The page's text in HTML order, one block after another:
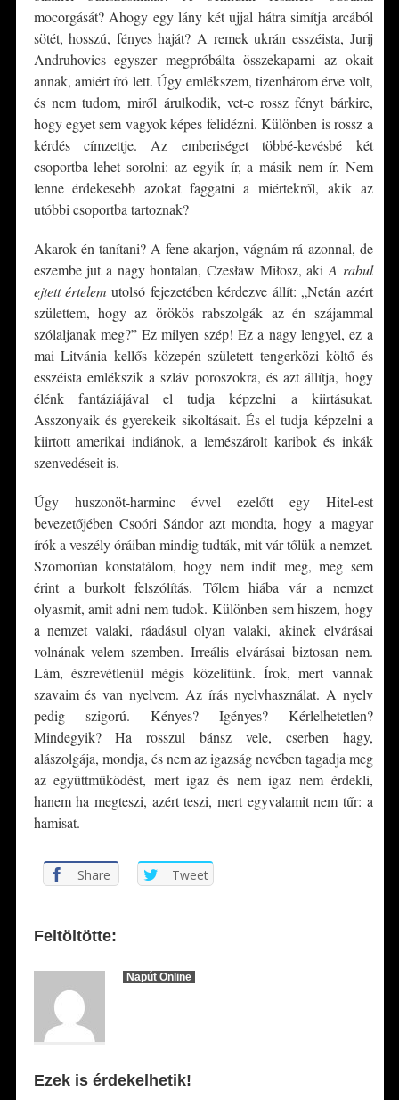
mocorgását? Ahogy egy lány két ujjal hátra simítja arcából
sötét, hosszú, fényes haját? A remek ukrán esszéista, Jurij
Andruhovics egyszer megpróbálta összekaparni az okait
annak, amiért író lett. Úgy emlékszem, tizenhárom érve volt,
és nem tudom, miről árulkodik, vet-e rossz fényt bárkire,
hogy egyet sem vagyok képes felidézni. Különben is rossz a
kérdés címzettje. Az emberiséget többé-kevésbé két
csoportba lehet sorolni: az egyik ír, a másik nem ír. Nem
lenne érdekesebb azokat faggatni a miértekről, akik az
utóbbi csoportba tartoznak?
Akarok én tanítani? A fene akarjon, vágnám rá azonnal, de
eszembe jut a nagy hontalan, Czesław Miłosz, akiA rabul
ejtett értelem utolsó fejezetében kérdezve állít: „Netán azért
születtem, hogy az örökös rabszolgák az én szájammal
szólaljanak meg?” Ez milyen szép! Ez a nagy lengyel, ez a
mai Litvánia kellős közepén született tengerközi költő és
esszéista emlékszik a szláv poroszokra, és azt állítja, hogy
élénk fantáziájával el tudja képzelni a kiirtásukat.
Asszonyaik és gyerekeik sikoltásait. És el tudja képzelni a
kiirtott amerikai indiánok, a lemészárolt karibok és inkák
szenvedéseit is.
Úgy huszonöt-harminc évvel ezelőtt egy Hitel-est
bevezetőjében Csoóri Sándor azt mondta, hogy a magyar
írók a veszély óráiban mindig tudták, mit vár tőlük a nemzet.
Szomorúan konstatálom, hogy nem indít meg, meg sem
érint a burkolt felszólítás. Tőlem hiába vár a nemzet
olyasmit, amit adni nem tudok. Különben sem hiszem, hogy
a nemzet valaki, ráadásul olyan valaki, akinek elvárásai
volnának velem szemben. Irreális elvárásai biztosan nem.
Lám, észrevétlenül mégis közelítünk. Írok, mert vannak
szavaim és van nyelvem. Az írás nyelvhasználat. A nyelv
pedig szigorú. Kényes? Igényes? Kérlelhetetlen?
Mindegyik? Ha rosszul bánsz vele, cserben hagy,
alászolgája, mondja, és nem az igazság nevében tagadja meg
az együttműködést, mert igaz és nem igaz nem érdekli,
hanem ha megteszi, azért teszi, mert egyvalamit nem tűr: a
hamisat.
Share Tweet
Feltöltötte:
Napút Online
Ezek is érdekelhetik!